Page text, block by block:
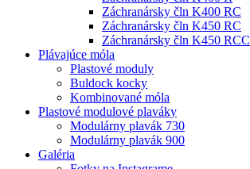
Záchranársky čln K400 RC
Záchranársky čln K450 RC
Záchranársky čln K450 RCC
Plávajúce móla
Plastové moduly
Buldock kocky
Kombinované móla
Plastové modulové plaváky
Modulárny plavák 730
Modulárny plavák 900
Galéria